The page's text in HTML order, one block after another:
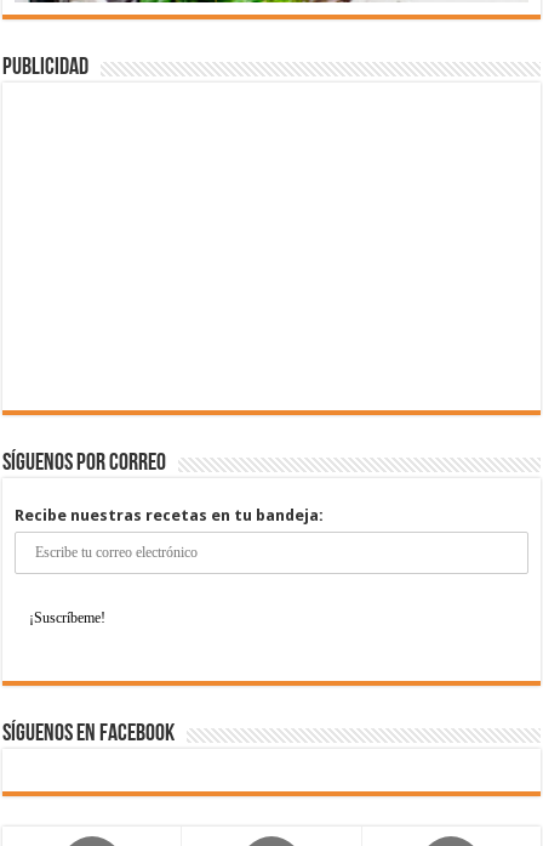
Publicidad
Síguenos por correo
Recibe nuestras recetas en tu bandeja:
Síguenos en Facebook